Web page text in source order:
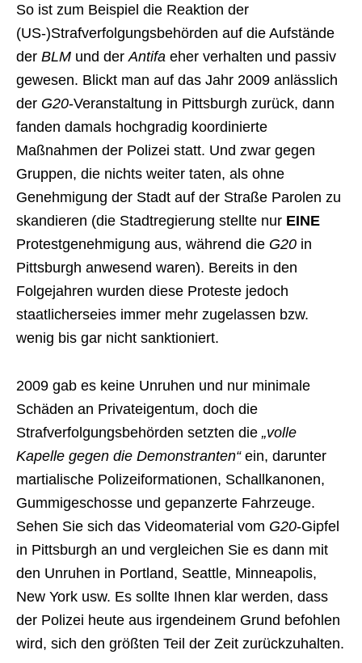
So ist zum Beispiel die Reaktion der
(US-)Strafverfolgungsbehörden auf die Aufstände
der BLM und der Antifa eher verhalten und passiv
gewesen. Blickt man auf das Jahr 2009 anlässlich
der G20-Veranstaltung in Pittsburgh zurück, dann
fanden damals hochgradig koordinierte
Maßnahmen der Polizei statt. Und zwar gegen
Gruppen, die nichts weiter taten, als ohne
Genehmigung der Stadt auf der Straße Parolen zu
skandieren (die Stadtregierung stellte nur EINE
Protestgenehmigung aus, während die G20 in
Pittsburgh anwesend waren). Bereits in den
Folgejahren wurden diese Proteste jedoch
staatlicherseies immer mehr zugelassen bzw.
wenig bis gar nicht sanktioniert.
2009 gab es keine Unruhen und nur minimale
Schäden an Privateigentum, doch die
Strafverfolgungsbehörden setzten die „volle
Kapelle gegen die Demonstranten“ein, darunter
martialische Polizeiformationen, Schallkanonen,
Gummigeschosse und gepanzerte Fahrzeuge.
Sehen Sie sich das Videomaterial vom G20-Gipfel
in Pittsburgh an und vergleichen Sie es dann mit
den Unruhen in Portland, Seattle, Minneapolis,
New York usw. Es sollte Ihnen klar werden, dass
der Polizei heute aus irgendeinem Grund befohlen
wird, sich den größten Teil der Zeit zurückzuhalten.